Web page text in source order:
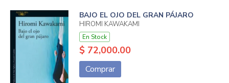
BAJO EL OJO DEL GRAN PÁJARO
HIROMI KAWAKAMI
En Stock
$ 72,000.00
Comprar